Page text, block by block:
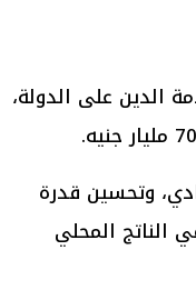
الدين على الدولة،
وتحسين قدرة
الناتج المحلي